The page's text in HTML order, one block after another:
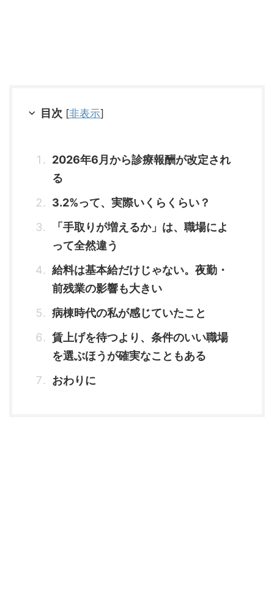
目次 [非表示]
2026年6月から診療報酬が改定され
る
3.2%って、実際いくらくらい？
「手取りが増えるか」は、職場によ
って全然違う
給料は基本給だけじゃない。夜勤・
前残業の影響も大きい
病棟時代の私が感じていたこと
賃上げを待つより、条件のいい職場
を選ぶほうが確実なこともある
おわりに